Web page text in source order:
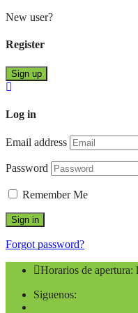
New user?
Register
Sign up
Log in
Email address
Password
Remember Me
Sign in
Forgot password?
Horarios de apertura:
Siguenos: